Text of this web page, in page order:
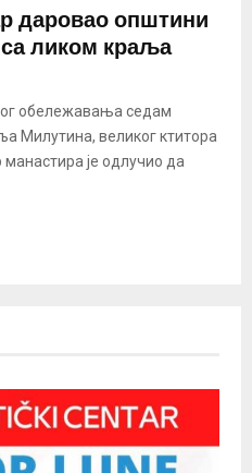
даровао општини
ликом краља
обележавања седам
Милутина, великог ктитора
је одлучио да